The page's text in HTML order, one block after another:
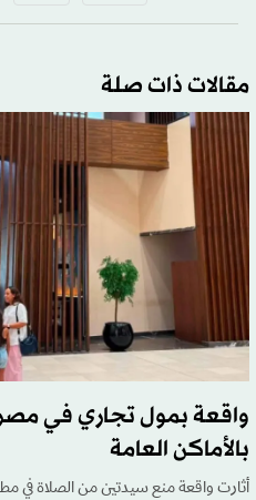
مقالات ذات صلة
واقعة بمول تجاري في مصر
بالأماكن العامة
أثارت واقعة منع سيدتين من الصلاة في